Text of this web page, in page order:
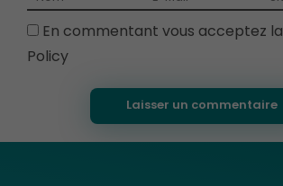
En commentant vous acceptez la
Policy